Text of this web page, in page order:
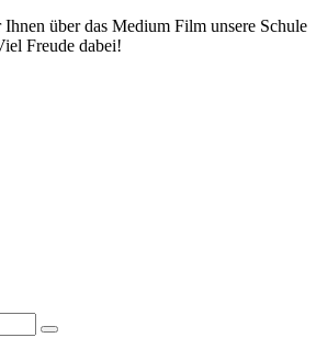
über das Medium Film unsere Schule
Freude dabei!